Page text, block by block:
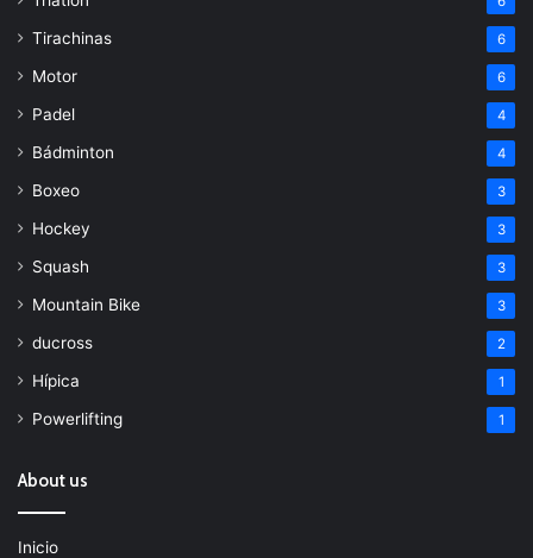
Tirachinas 6
Motor 6
Padel 4
Bádminton 4
Boxeo 3
Hockey 3
Squash 3
Mountain Bike 3
ducross 2
Hípica 1
Powerlifting 1
About us
Inicio